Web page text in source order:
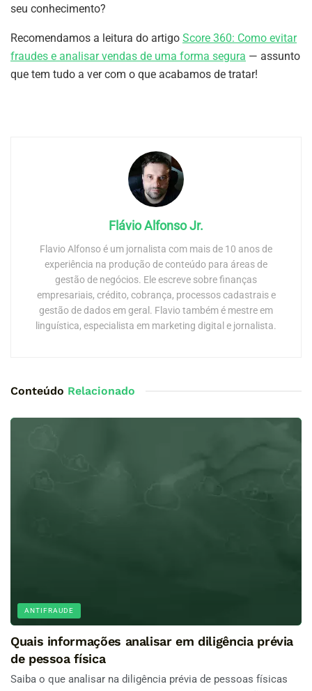
seu conhecimento?
Recomendamos a leitura do artigo Score 360: Como evitar
fraudes e analisar vendas de uma forma segura — assunto
que tem tudo a ver com o que acabamos de tratar!
Flávio Alfonso Jr.
Flavio Alfonso é um jornalista com mais de 10 anos de
experiência na produção de conteúdo para áreas de
gestão de negócios. Ele escreve sobre finanças
empresariais, crédito, cobrança, processos cadastrais e
gestão de dados em geral. Flavio também é mestre em
linguística, especialista em marketing digital e jornalista.
Conteúdo Relacionado
ANTIFRAUDE
Quais informações analisar em diligência prévia
de pessoa física
Saiba o que analisar na diligência prévia de pessoas físicas